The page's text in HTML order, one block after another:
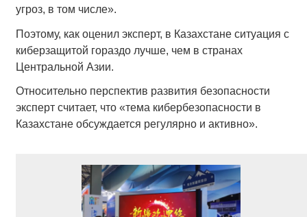
угроз, в том числе».
Поэтому, как оценил эксперт, в Казахстане ситуация с
киберзащитой гораздо лучше, чем в странах
Центральной Азии.
Относительно перспектив развития безопасности
эксперт считает, что «тема кибербезопасности в
Казахстане обсуждается регулярно и активно».